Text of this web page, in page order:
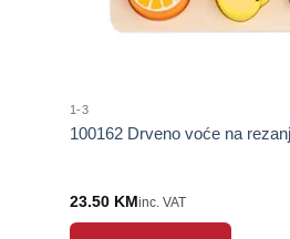
1-3
100162 Drveno voće na
23.50 KMinc. VAT